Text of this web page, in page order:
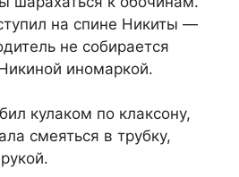
на спине Никиты —
не собирается
иномаркой.
кулаком по клаксону,
смеяться в трубку,